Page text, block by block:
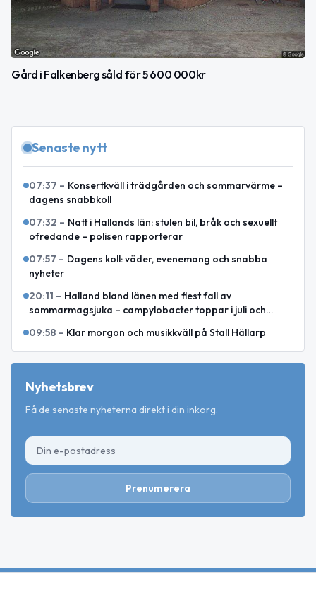
Gård i Falkenberg såld för 5 600 000kr
Senaste nytt
07:37 – Konsertkväll i trädgården och sommarvärme –
dagens snabbkoll
07:32 – Natt i Hallands län: stulen bil, bråk och sexuellt
ofredande – polisen rapporterar
07:57 – Dagens koll: väder, evenemang och snabba
nyheter
20:11 – Halland bland länen med flest fall av
sommarmagsjuka – campylobacter toppar i juli och
09:58 – Klar morgon och musikkväll på Stall Hällarp
Nyhetsbrev
Få de senaste nyheterna direkt i din inkorg.
Prenumerera